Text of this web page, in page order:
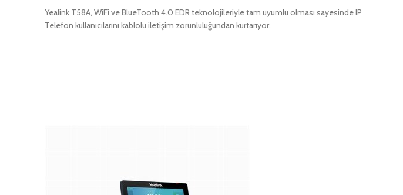
Yealink T58A, WiFi ve BlueTooth 4.0 EDR teknolojileriyle tam uyumlu olması sayesinde IP
Telefon kullanıcılarını kablolu iletişim zorunluluğundan kurtarıyor.